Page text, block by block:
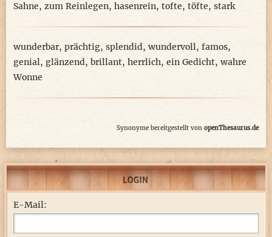
Sahne, zum Reinlegen, hasenrein, tofte, töfte, stark
wunderbar, prächtig, splendid, wundervoll, famos,
genial, glänzend, brillant, herrlich, ein Gedicht, wahre
Wonne
Synonyme bereitgestellt von openThesaurus.de
E-Mail: